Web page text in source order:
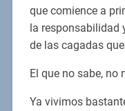
que comience a
la responsabilidad
de las cagadas
El que no sabe, no
Ya vivimos